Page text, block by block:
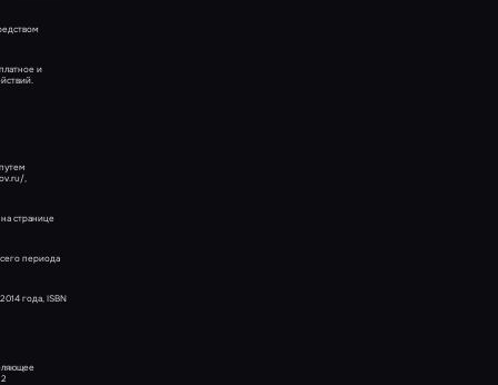
и
,
странице
периода
года, ISBN